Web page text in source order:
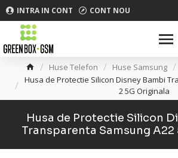
INTRA IN CONT CONT NOU
Huse Telefon Huse Samsung
Husa de Protectie Silicon Disney Bambi
2 5G Originala
Husa de Protectie Silicon
Transparenta Samsung A22